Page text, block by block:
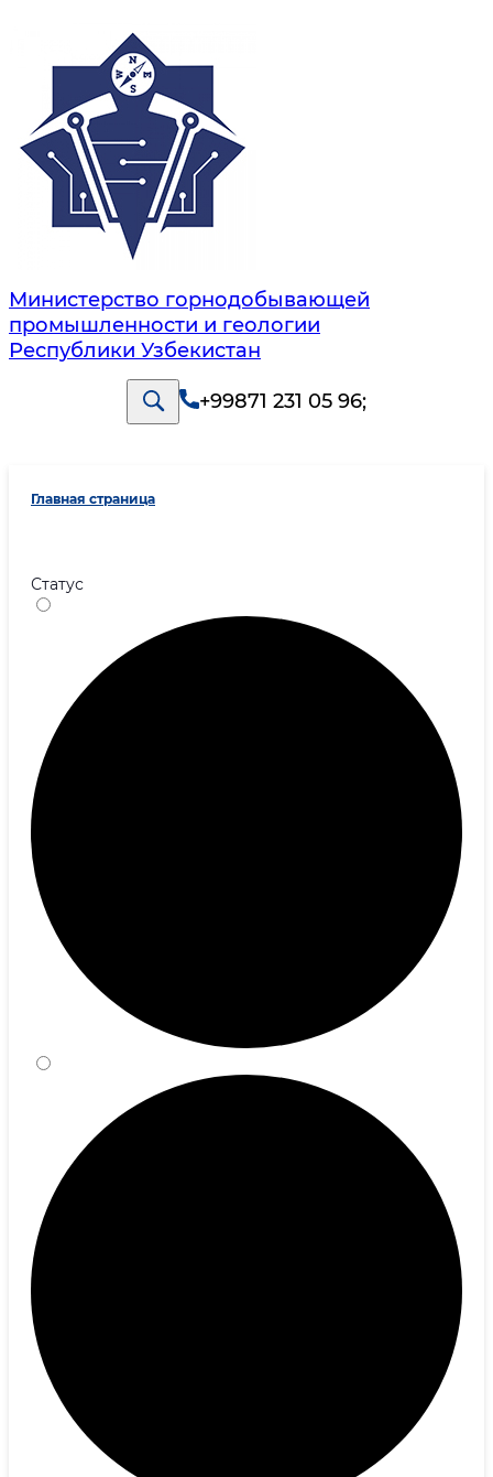
Министерство горнодобывающей
промышленности и геологии
Республики Узбекистан
+99871 231 05 96;
Главная страница
Статус